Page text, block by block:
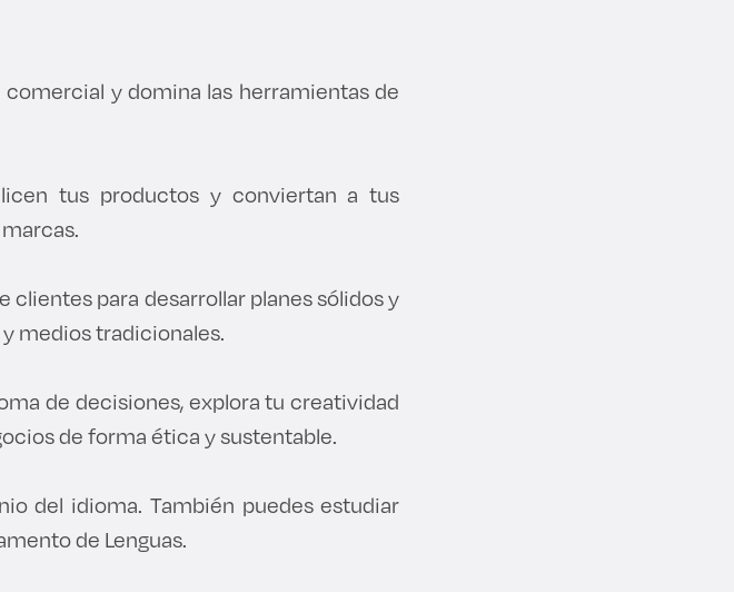
y domina las herramientas de
tus productos y conviertan a tus
para desarrollar planes sólidos y
medios tradicionales.
de decisiones, explora tu creatividad
de forma ética y sustentable.
del idioma. También puedes estudiar
de Lenguas.